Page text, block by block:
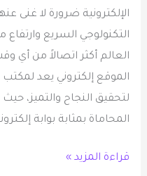
الإلكترونية ضرورة لا غنى
التكنولوجي السريع
العالم أكثر اتصالاً من
الموقع إلكتروني يعد
لتحقيق النجاح والتميز،
المحاماة بمثابة بوابة
قراءة المزيد »